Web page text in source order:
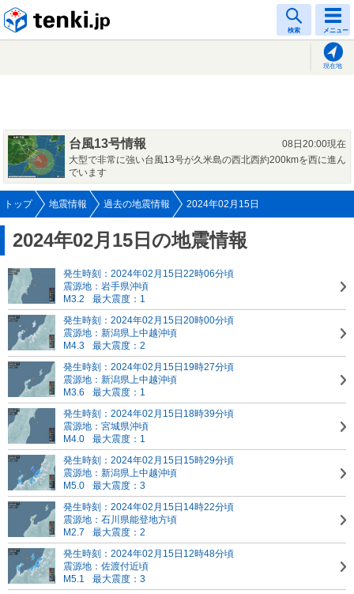
検索 メニュー
現在地
台風13号情報
08日20:00現在
大型で非常に強い台風13号が久米島の西北西約200kmを西に進ん
でいます
トップ 地震情報 過去の地震情報 2024年02月15日
2024年02月15日の地震情報
発生時刻：2024年02月15日22時06分頃
震源地：岩手県沖頃
M3.2
最大震度：1
発生時刻：2024年02月15日20時00分頃
震源地：新潟県上中越沖頃
M4.3
最大震度：2
発生時刻：2024年02月15日19時27分頃
震源地：新潟県上中越沖頃
M3.6
最大震度：1
発生時刻：2024年02月15日18時39分頃
震源地：宮城県沖頃
M4.0
最大震度：1
発生時刻：2024年02月15日15時29分頃
震源地：新潟県上中越沖頃
M5.0
最大震度：3
発生時刻：2024年02月15日14時22分頃
震源地：石川県能登地方頃
M2.7
最大震度：2
発生時刻：2024年02月15日12時48分頃
震源地：佐渡付近頃
M5.1
最大震度：3